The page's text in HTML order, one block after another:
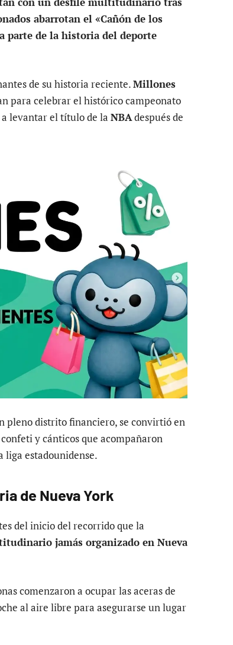
abarrotan el «Cañón de los
parte de la historia del deporte
de su historia reciente.Millones
para celebrar el histórico campeonato
levantar el título de la NBAdespués de
pleno distrito financiero, se convirtió en
confeti y cánticos que acompañaron
liga estadounidense.
de Nueva York
del inicio del recorrido que la
jamás organizado en Nueva
comenzaron a ocupar las aceras de
al aire libre para asegurarse un lugar